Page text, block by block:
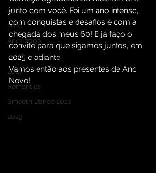
90's
2020
Anos 2000
2006
2007
Romantics
Smooth Dance 2010
2023
junto com você. Foi um ano intenso,
com conquistas e desafios e com a
chegada dos meus 60! E já faço o
convite para que sigamos juntos, em
2025 e adiante.
Vamos então aos presentes de Ano
Novo!